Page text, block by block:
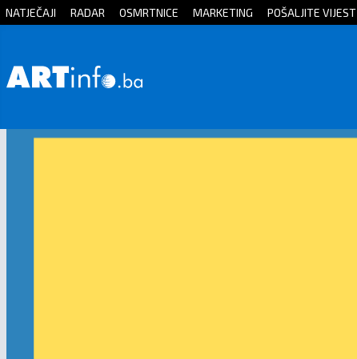
Početna
NATJEČAJI RADAR OSMRTNICE MARKETING POŠALJITE VIJEST